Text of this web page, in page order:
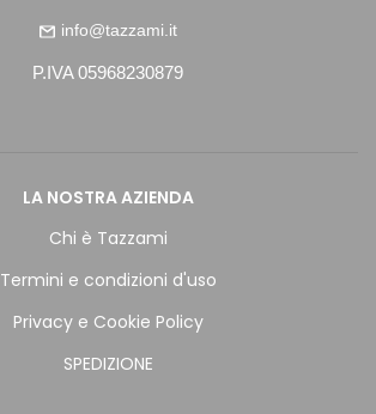
info@tazzami.it
P.IVA 05968230879
LA NOSTRA AZIENDA
Chi è Tazzami
Termini e condizioni d'uso
Privacy e Cookie Policy
SPEDIZIONE